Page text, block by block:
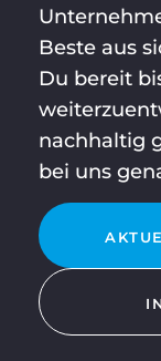
Beste aus
Du bereit
nachhaltig
bei uns